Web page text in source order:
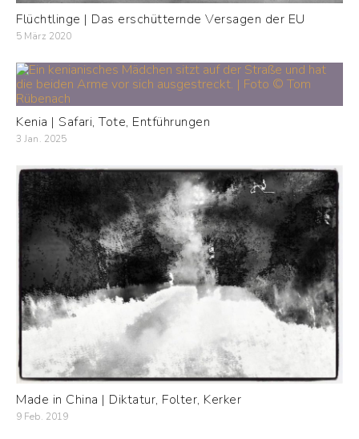
Flüchtlinge | Das erschütternde Versagen der EU
5 März 2020
Kenia | Safari, Tote, Entführungen
3 Jan. 2025
Made in China | Diktatur, Folter, Kerker
9 Feb. 2019